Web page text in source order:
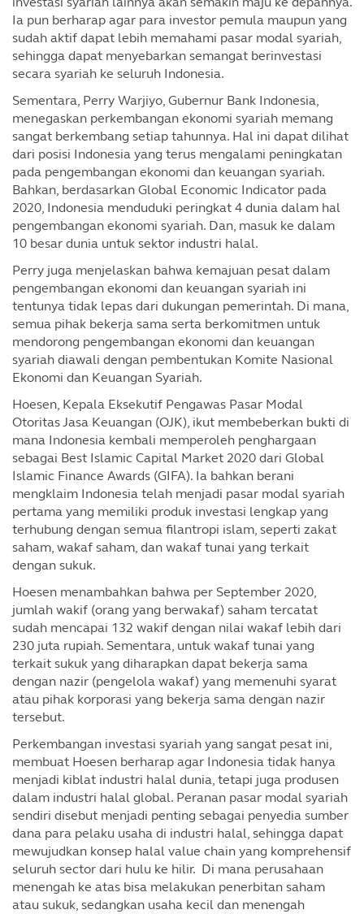
Ia pun berharap agar para investor pemula maupun yang
sudah aktif dapat lebih memahami pasar modal syariah,
sehingga dapat menyebarkan semangat berinvestasi
secara syariah ke seluruh Indonesia.
Sementara, Perry Warjiyo, Gubernur Bank Indonesia,
menegaskan perkembangan ekonomi syariah memang
sangat berkembang setiap tahunnya. Hal ini dapat dilihat
dari posisi Indonesia yang terus mengalami peningkatan
pada pengembangan ekonomi dan keuangan syariah.
Bahkan, berdasarkan Global Economic Indicator pada
2020, Indonesia menduduki peringkat 4 dunia dalam hal
pengembangan ekonomi syariah. Dan, masuk ke dalam
10 besar dunia untuk sektor industri halal.
Perry juga menjelaskan bahwa kemajuan pesat dalam
pengembangan ekonomi dan keuangan syariah ini
tentunya tidak lepas dari dukungan pemerintah. Di mana,
semua pihak bekerja sama serta berkomitmen untuk
mendorong pengembangan ekonomi dan keuangan
syariah diawali dengan pembentukan Komite Nasional
Ekonomi dan Keuangan Syariah.
Hoesen, Kepala Eksekutif Pengawas Pasar Modal
Otoritas Jasa Keuangan (OJK), ikut membeberkan bukti di
mana Indonesia kembali memperoleh penghargaan
sebagai Best Islamic Capital Market 2020 dari Global
Islamic Finance Awards (GIFA). Ia bahkan berani
mengklaim Indonesia telah menjadi pasar modal syariah
pertama yang memiliki produk investasi lengkap yang
terhubung dengan semua filantropi islam, seperti zakat
saham, wakaf saham, dan wakaf tunai yang terkait
dengan sukuk.
Hoesen menambahkan bahwa per September 2020,
jumlah wakif (orang yang berwakaf) saham tercatat
sudah mencapai 132 wakif dengan nilai wakaf lebih dari
230 juta rupiah. Sementara, untuk wakaf tunai yang
terkait sukuk yang diharapkan dapat bekerja sama
dengan nazir (pengelola wakaf) yang memenuhi syarat
atau pihak korporasi yang bekerja sama dengan nazir
tersebut.
Perkembangan investasi syariah yang sangat pesat ini,
membuat Hoesen berharap agar Indonesia tidak hanya
menjadi kiblat industri halal dunia, tetapi juga produsen
dalam industri halal global. Peranan pasar modal syariah
sendiri disebut menjadi penting sebagai penyedia sumber
dana para pelaku usaha di industri halal, sehingga dapat
mewujudkan konsep halal value chain yang komprehensif
seluruh sector dari hulu ke hilir. Di mana perusahaan
menengah ke atas bisa melakukan penerbitan saham
atau sukuk, sedangkan usaha kecil dan menengah